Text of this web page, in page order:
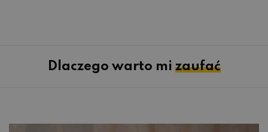
Dlaczego warto mi zaufać